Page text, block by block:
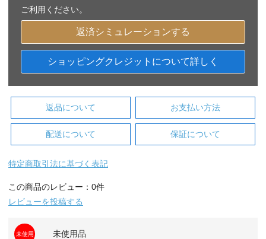
ご利用ください。
返済シミュレーションする
ショッピングクレジットについて詳しく
返品について お支払い方法
配送について 保証について
特定商取引法に基づく表記
この商品のレビュー：0件
レビューを投稿する
未使用 未使用品